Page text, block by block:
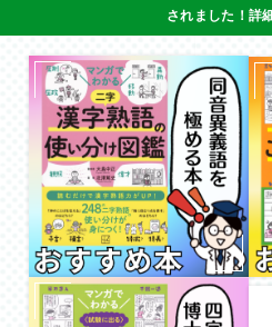
されました！詳